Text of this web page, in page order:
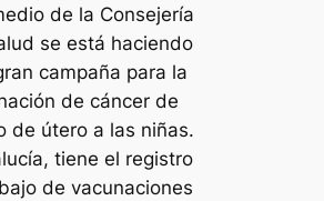
de la Consejería
se está haciendo
campaña para la
de cáncer de
de útero a las niñas.
tiene el registro
de vacunaciones